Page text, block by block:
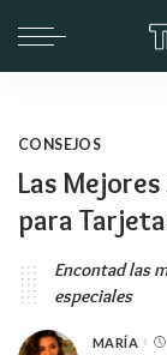
CONSEJOS
Las
para
Encontad las
especiales
MARÍA